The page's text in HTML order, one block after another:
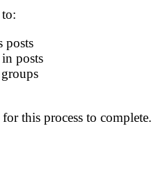
posts
posts
this process to complete.